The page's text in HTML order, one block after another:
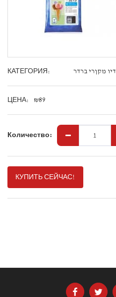
КАТЕГОРИЯ: דיו מקןרי ברדר
ЦЕНА: ₪89
Количество:
КУПИТЬ СЕЙЧАС!